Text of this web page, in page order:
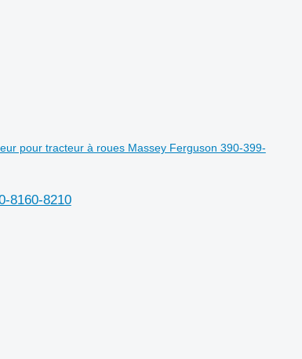
pour tracteur à roues Massey Ferguson 390-399-
8160-8210